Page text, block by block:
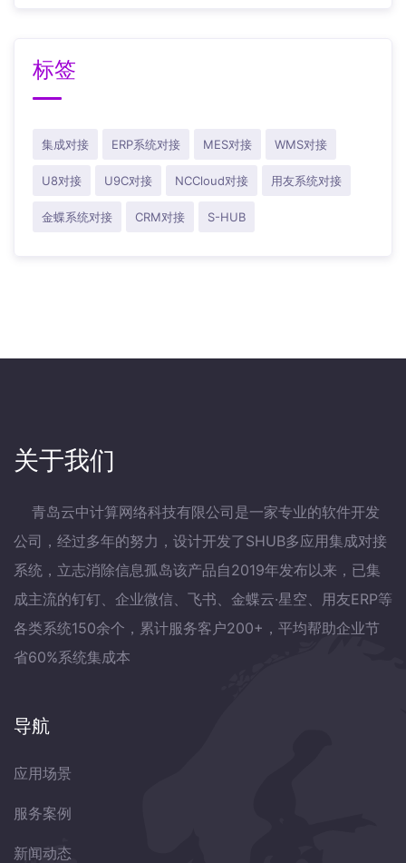
标签
集成对接 ERP系统对接 MES对接 WMS对接
U8对接 U9C对接 NCCloud对接 用友系统对接
金蝶系统对接 CRM对接 S-HUB
关于我们
青岛云中计算网络科技有限公司是一家专业的软件开发
公司，经过多年的努力，设计开发了SHUB多应用集成对接
系统，立志消除信息孤岛该产品自2019年发布以来，已集
成主流的钉钉、企业微信、飞书、金蝶云·星空、用友ERP等
各类系统150余个，累计服务客户200+，平均帮助企业节
省60%系统集成本
导航
应用场景
服务案例
新闻动态